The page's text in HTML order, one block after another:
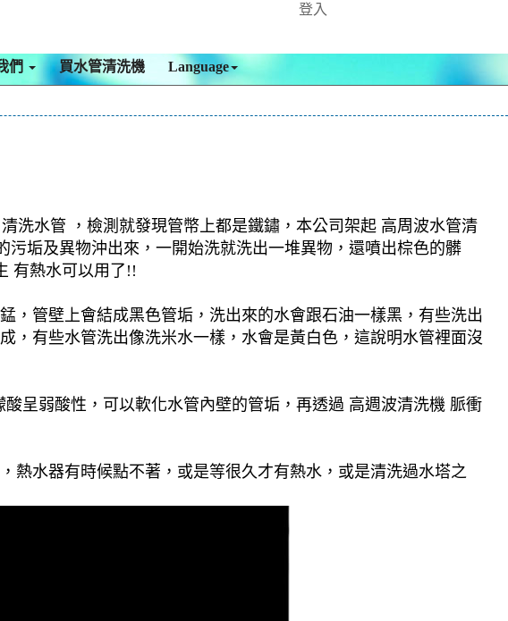
登入
們 買水管清洗機 Language
洗水管 ，檢測就發現管幣上都是鐵鏽，本公司架起 高周波水管清
垢及異物沖出來，一開始洗就洗出一堆異物，還噴出棕色的髒
有熱水可以用了!!
，管壁上會結成黑色管垢，洗出來的水會跟石油一樣黑，有些洗出
，有些水管洗出像洗米水一樣，水會是黃白色，這說明水管裡面沒
呈弱酸性，可以軟化水管內壁的管垢，再透過 高週波清洗機 脈衝
熱水器有時候點不著，或是等很久才有熱水，或是清洗過水塔之